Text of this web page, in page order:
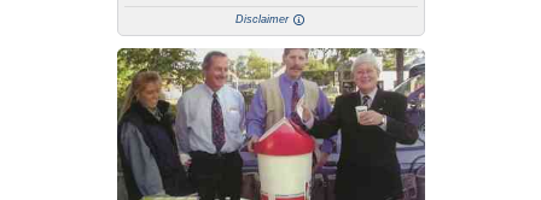
Disclaimer